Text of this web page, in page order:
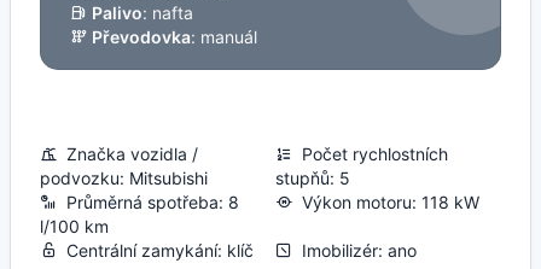
Palivo: nafta
Převodovka: manuál
Značka vozidla /
podvozku: Mitsubishi
Počet rychlostních
stupňů: 5
Průměrná spotřeba: 8
l/100 km
Výkon motoru: 118 kW
Centrální zamykání: klíč Imobilizér: ano